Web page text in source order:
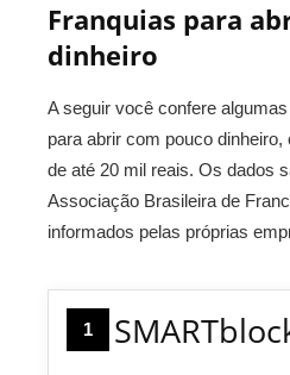
Franquias para
dinheiro
A seguir você confere
para abrir com pouco
de até 20 mil reais. Os dados
Associação Brasileira de
informados pelas próprias
1